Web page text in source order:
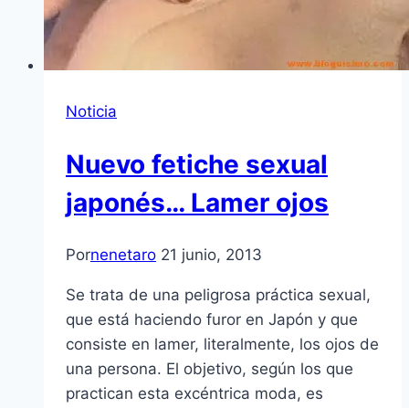
Noticia
Nuevo fetiche sexual
japonés… Lamer ojos
Pornenetaro 21 junio, 2013
Se trata de una peligrosa práctica sexual,
que está haciendo furor en Japón y que
consiste en lamer, literalmente, los ojos de
una persona. El objetivo, según los que
practican esta excéntrica moda, es